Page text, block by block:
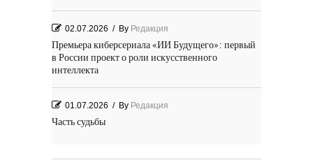
02.07.2026 / By Редакция
Премьера киберсериала «ИИ Будущего»: первый
в России проект о роли искусственного
интеллекта
01.07.2026 / By Редакция
Часть судьбы
29.06.2026 / ByРедакция